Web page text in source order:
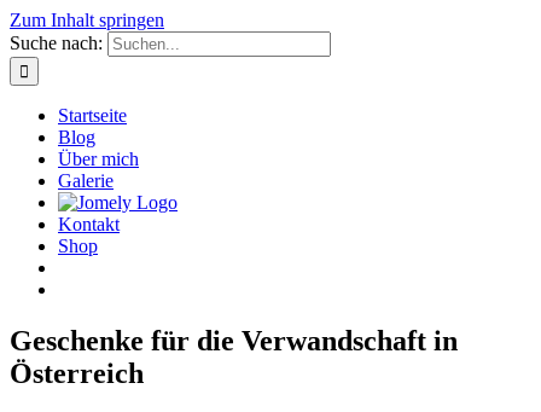
Zum Inhalt springen
Suche nach:
Startseite
Blog
Über mich
Galerie
Kontakt
Shop
Geschenke für die Verwandschaft in
Österreich